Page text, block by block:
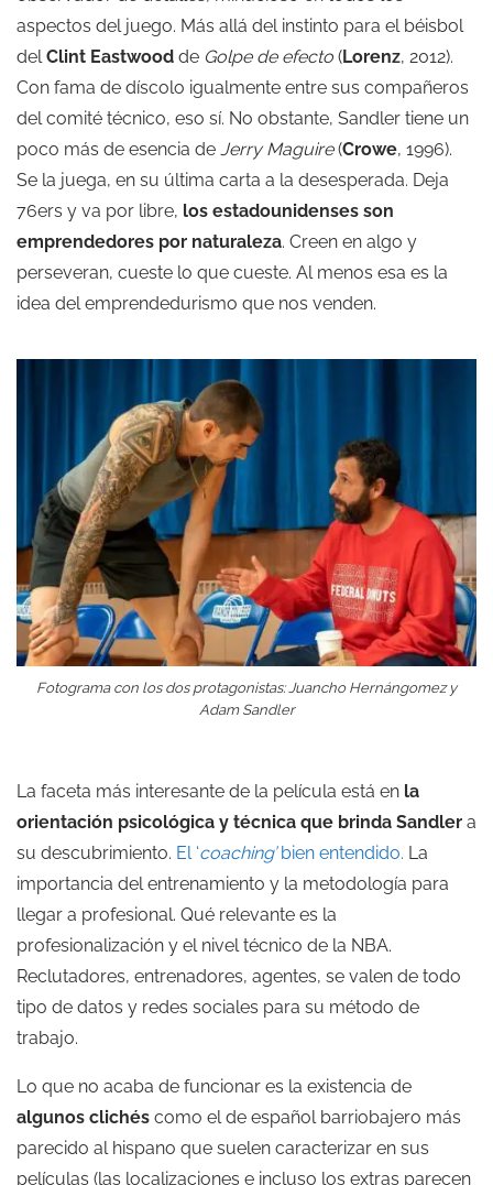
aspectos del juego. Más allá del instinto para el béisbol
delClint Eastwood de Golpe de efecto (Lorenz, 2012).
Con fama de díscolo igualmente entre sus compañeros
del comité técnico, eso sí. No obstante, Sandler tiene un
poco más de esencia de Jerry Maguire(Crowe, 1996).
Se la juega, en su última carta a la desesperada. Deja
76ers y va por libre, los estadounidenses son
emprendedores por naturaleza. Creen en algo y
perseveran, cueste lo que cueste. Al menos esa es la
idea del emprendedurismo que nos venden.
Fotograma con los dos protagonistas: Juancho Hernángomez y
Adam Sandler
La faceta más interesante de la película está en la
orientación psicológica y técnica que brinda Sandler a
su descubrimiento. El ‘coaching’bien entendido. La
importancia del entrenamiento y la metodología para
llegar a profesional. Qué relevante es la
profesionalización y el nivel técnico de la NBA.
Reclutadores, entrenadores, agentes, se valen de todo
tipo de datos y redes sociales para su método de
trabajo.
Lo que no acaba de funcionar es la existencia de
algunos clichés como el de español barriobajero más
parecido al hispano que suelen caracterizar en sus
películas (las localizaciones e incluso los extras parecen